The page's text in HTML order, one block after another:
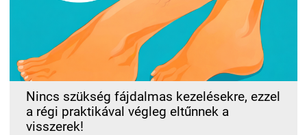
Nincs szükség fájdalmas kezelésekre, ezzel
a régi praktikával végleg eltűnnek a
visszerek!